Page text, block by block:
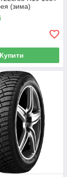
(зима)
Купити